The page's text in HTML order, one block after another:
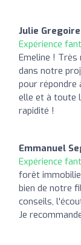
Julie Gregoire
Expérience
Emeline ! Très
dans notre
pour répondre
elle et à toute
rapidité !
Emmanuel
Expérience
forêt
bien de notre
conseils,
Je